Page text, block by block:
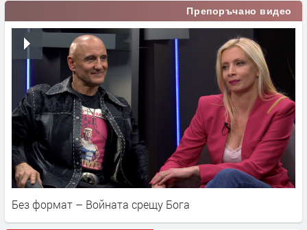
Препоръчано видео
Без формат – Войната срещу Бога